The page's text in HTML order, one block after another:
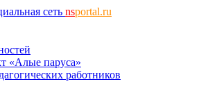
сеть nsportal.ru
«Алые паруса»
работников